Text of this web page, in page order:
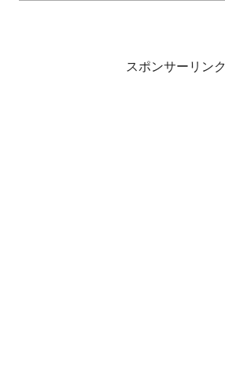
スポンサーリンク